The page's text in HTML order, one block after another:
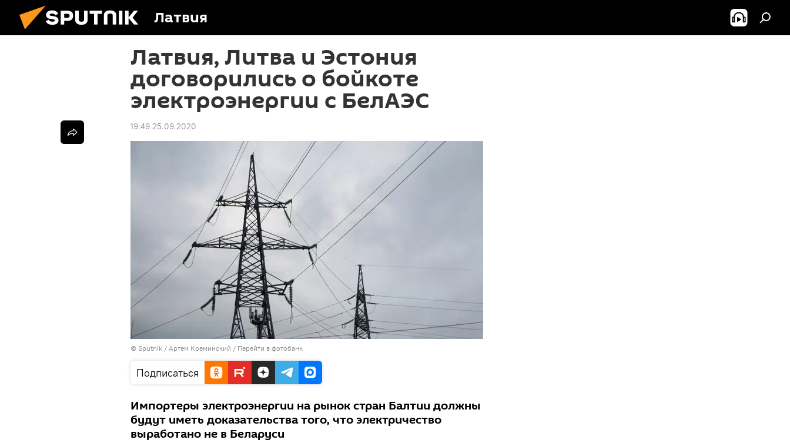
Латвия
Латвия, Литва и Эстония
договорились о бойкоте
электроэнергии с БелАЭС
19:49 25.09.2020
© Sputnik / Артем Креминский / Перейти в фотобанк
Подписаться
Импортеры электроэнергии на рынок стран Балтии должны
будут иметь доказательства того, что электричество
выработано не в Беларуси